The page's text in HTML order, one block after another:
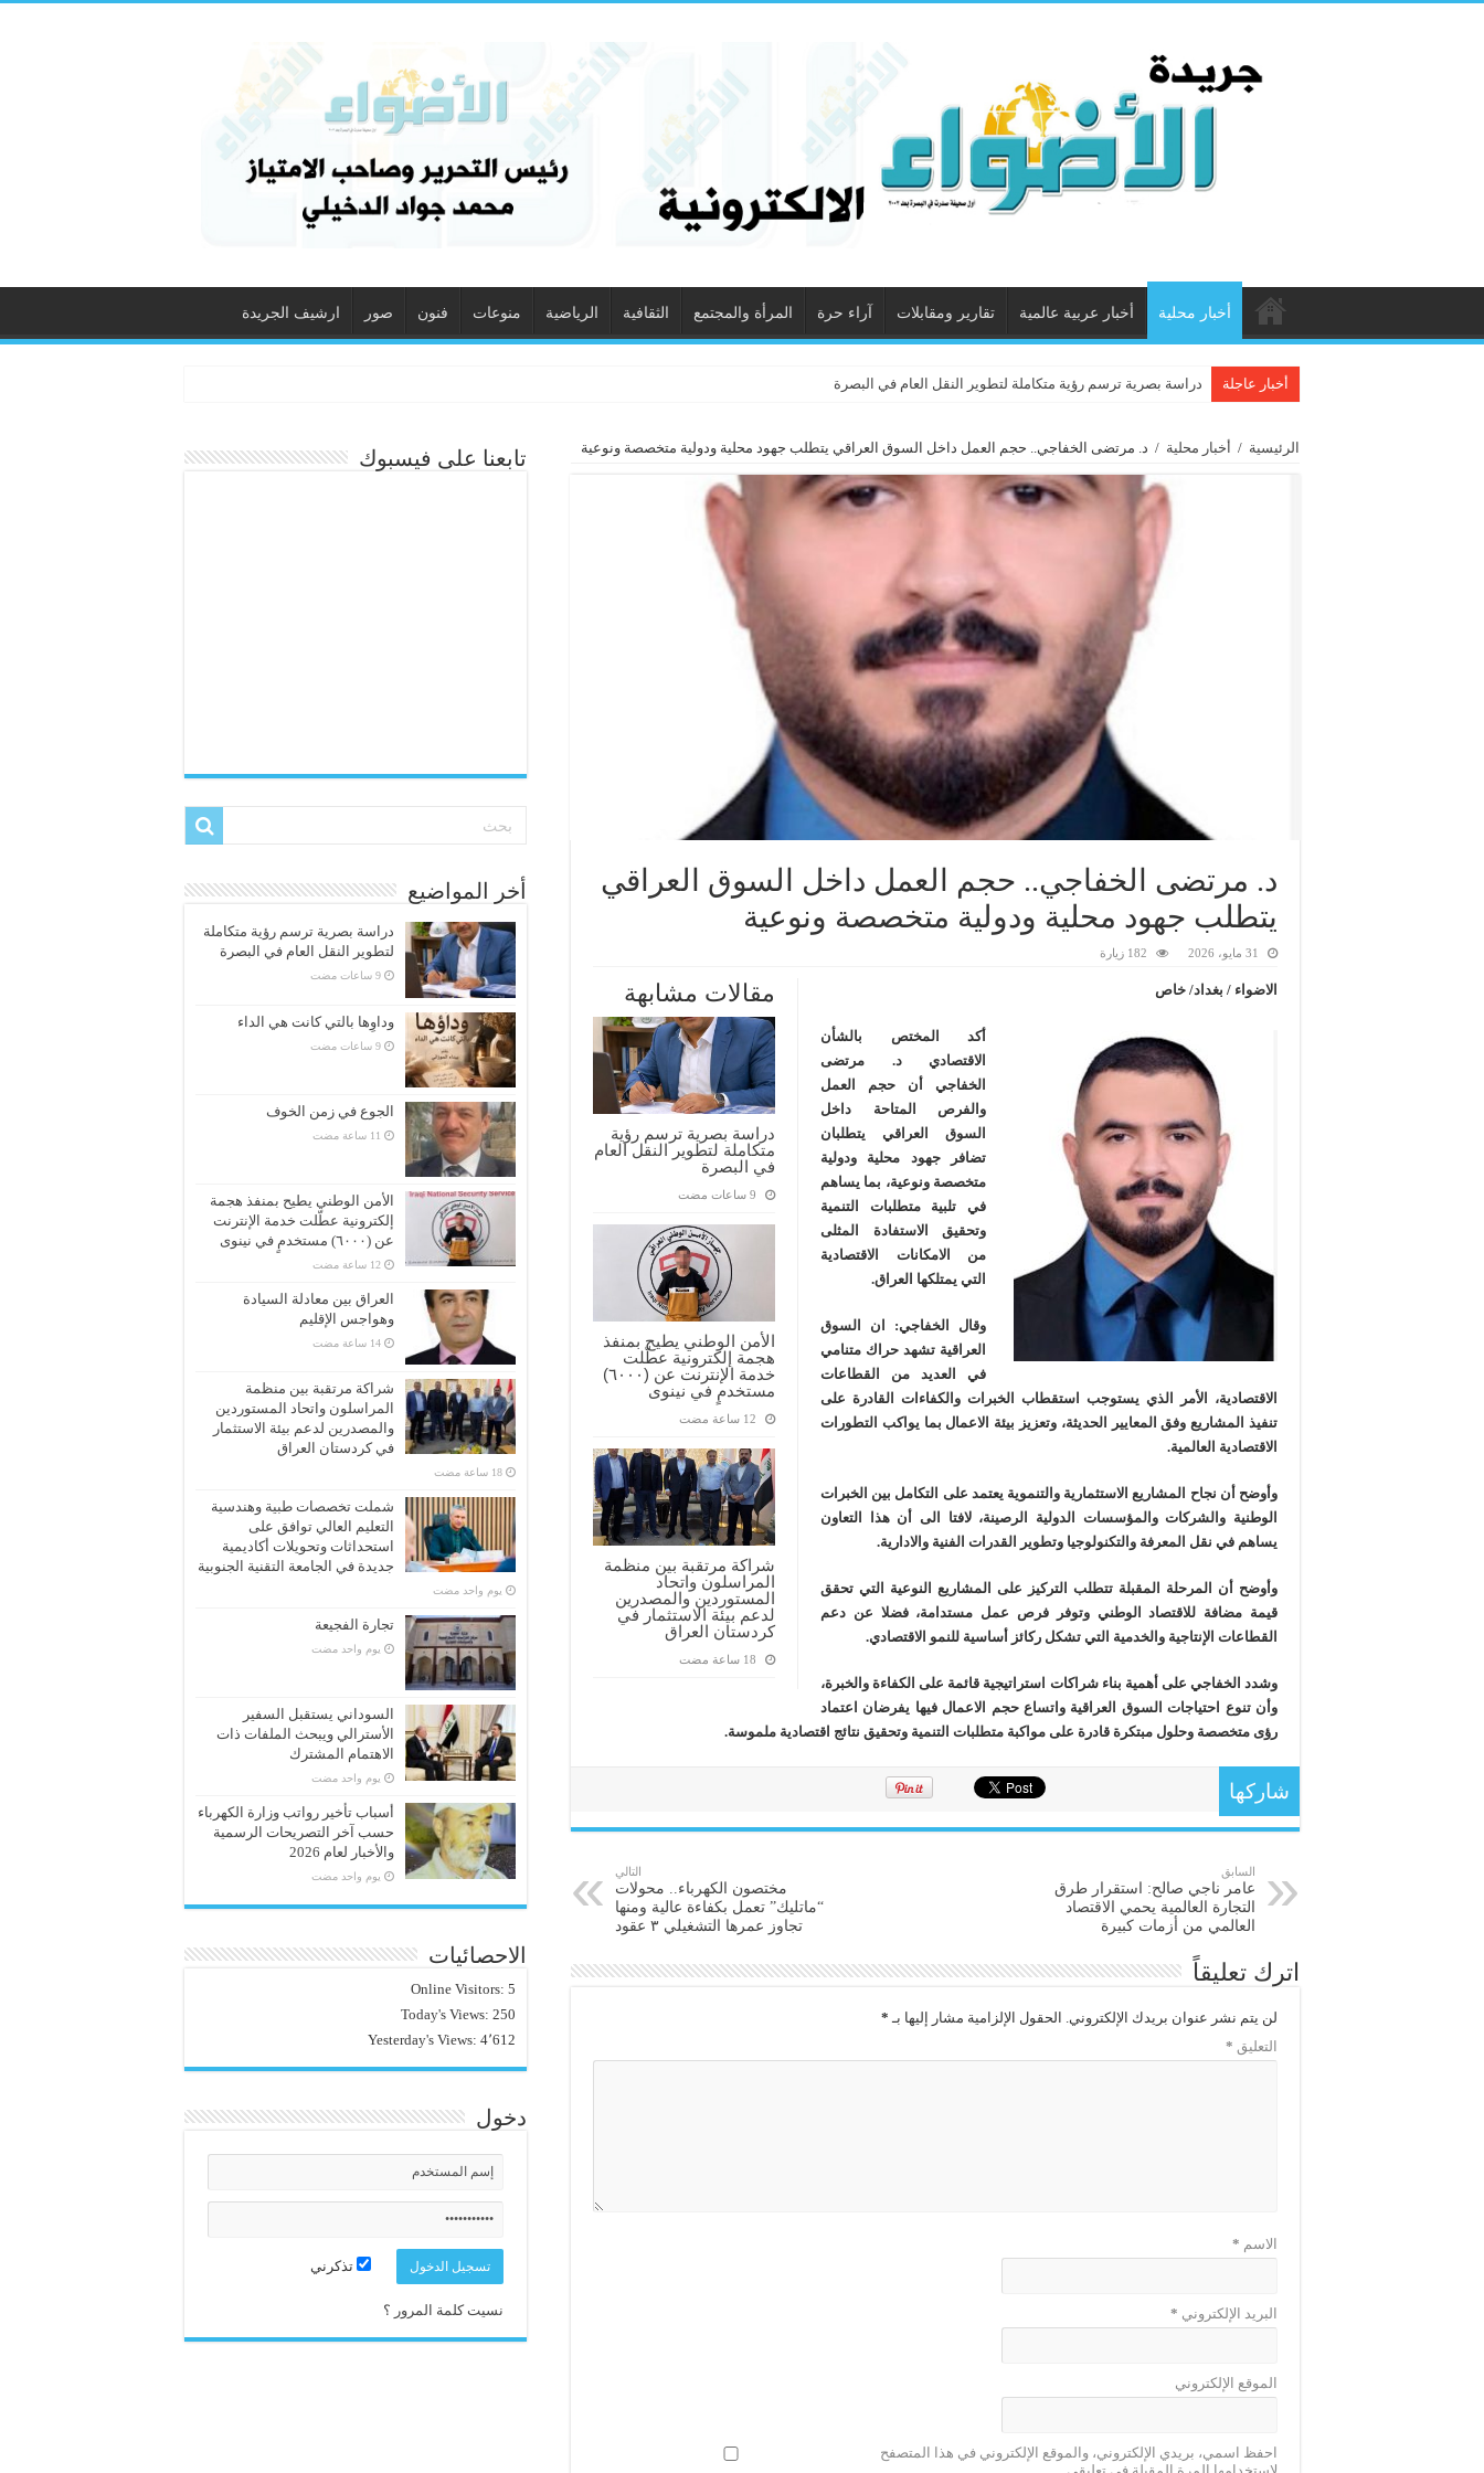
أخبار محلية أخبار عربية عالمية تقارير ومقابلات آراء حرة المرأة والمجتمع الثقافية الرياضية منوعات فنون صور ارشيف الجريدة
أخبار عاجلة دراسة بصرية ترسم رؤية متكاملة لتطوير النقل العام في البصرة
الرئيسية / أخبار محلية / د. مرتضى الخفاجي.. حجم العمل داخل السوق العراقي يتطلب جهود محلية ودولية متخصصة ونوعية
د. مرتضى الخفاجي.. حجم العمل داخل السوق العراقي
يتطلب جهود محلية ودولية متخصصة ونوعية
31 مايو، 2026 182 زيارة
مقالات مشابهة
دراسة بصرية ترسم رؤية
متكاملة لتطوير النقل العام
في البصرة
الأمن الوطني يطيح بمنفذ
هجمة إلكترونية عطّلت
خدمة الإنترنت عن (٦٠٠٠)
مستخدمٍ في نينوى
شراكة مرتقبة بين منظمة
المراسلون واتحاد
المستوردين والمصدرين
لدعم بيئة الاستثمار في
كردستان العراق
الاضواء / بغداد/ خاص
أكد المختص بالشأن
الاقتصادي د. مرتضى
الخفاجي أن حجم العمل
والفرص المتاحة داخل
السوق العراقي يتطلبان
تضافر جهود محلية ودولية
متخصصة ونوعية، بما يساهم
في تلبية متطلبات التنمية
وتحقيق الاستفادة المثلى
من الامكانات الاقتصادية
التي يمتلكها العراق.
وقال الخفاجي: ان السوق
العراقية تشهد حراك متنامي
في العديد من القطاعات
الاقتصادية، الأمر الذي يستوجب استقطاب الخبرات والكفاءات القادرة على
تنفيذ المشاريع وفق المعايير الحديثة، وتعزيز بيئة الاعمال بما يواكب التطورات
الاقتصادية العالمية.
وأوضح أن نجاح المشاريع الاستثمارية والتنموية يعتمد على التكامل بين الخبرات
الوطنية والشركات والمؤسسات الدولية الرصينة، لافتا الى أن هذا التعاون
يساهم في نقل المعرفة والتكنولوجيا وتطوير القدرات الفنية والادارية.
وأوضح أن المرحلة المقبلة تتطلب التركيز على المشاريع النوعية التي تحقق
قيمة مضافة للاقتصاد الوطني وتوفر فرص عمل مستدامة، فضلا عن دعم
القطاعات الإنتاجية والخدمية التي تشكل ركائز أساسية للنمو الاقتصادي.
وشدد الخفاجي على أهمية بناء شراكات استراتيجية قائمة على الكفاءة والخبرة،
وأن تنوع احتياجات السوق العراقية واتساع حجم الاعمال فيها يفرضان اعتماد
رؤى متخصصة وحلول مبتكرة قادرة على مواكبة متطلبات التنمية وتحقيق نتائج اقتصادية ملموسة.
شاركها
السابق
عامر ناجي صالح: استقرار طرق
التجارة العالمية يحمي الاقتصاد
العالمي من أزمات كبيرة
التالي
مختصون الكهرباء.. محولات
“ماتليك” تعمل بكفاءة عالية ومنها
تجاوز عمرها التشغيلي ٣ عقود
اترك تعليقاً
لن يتم نشر عنوان بريدك الإلكتروني. الحقول الإلزامية مشار إليها بـ *
التعليق *
الاسم *
البريد الإلكتروني *
الموقع الإلكتروني
احفظ اسمي، بريدي الإلكتروني، والموقع الإلكتروني في هذا المتصفح
تابعنا على فيسبوك
أخر المواضيع
دراسة بصرية ترسم رؤية متكاملة
لتطوير النقل العام في البصرة
وداوِها بالتي كانت هي الداء
الجوع في زمن الخوف
الأمن الوطني يطيح بمنفذ هجمة
إلكترونية عطّلت خدمة الإنترنت
عن (٦٠٠٠) مستخدمٍ في نينوى
العراق بين معادلة السيادة
وهواجس الإقليم
شراكة مرتقبة بين منظمة
المراسلون واتحاد المستوردين
والمصدرين لدعم بيئة الاستثمار
في كردستان العراق
شملت تخصصات طبية وهندسية
التعليم العالي توافق على
استحداثات وتحويلات أكاديمية
جديدة في الجامعة التقنية الجنوبية
‏يوم واحد مضت
تجارة الفجيعة
‏يوم واحد مضت
السوداني يستقبل السفير
الأسترالي ويبحث الملفات ذات
الاهتمام المشترك
‏يوم واحد مضت
أسباب تأخير رواتب وزارة الكهرباء
حسب آخر التصريحات الرسمية
والأخبار لعام 2026
‏يوم واحد مضت
الاحصائيات
Online Visitors: 5
Today's Views: 250
Yesterday's Views: 4٬612
دخول
تذكرني
نسيت كلمة المرور ؟